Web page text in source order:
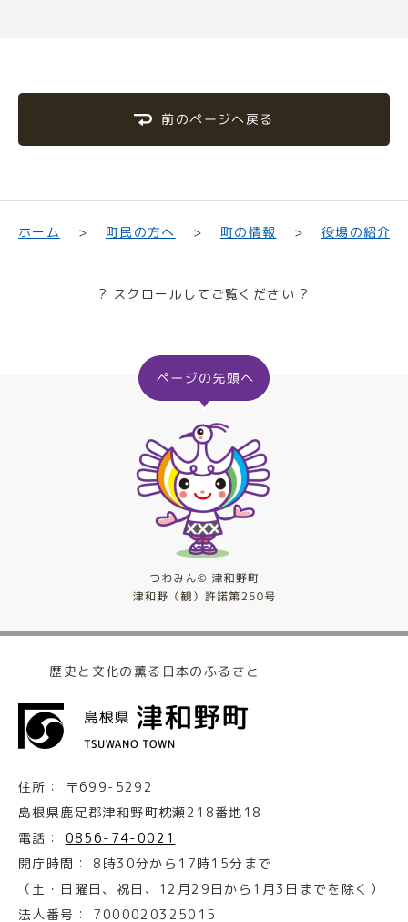
前のページへ戻る
ホーム 町民の方へ 町の情報 役場の紹介
? スクロールしてご覧ください ?
歴史と文化の薫る日本のふるさと
住所：
〒699-5292
島根県鹿足郡津和野町枕瀬218番地18
電話：
0856-74-0021
開庁時間：
8時30分から17時15分まで
（土・日曜日、祝日、12月29日から1月3日までを除く）
法人番号：
7000020325015